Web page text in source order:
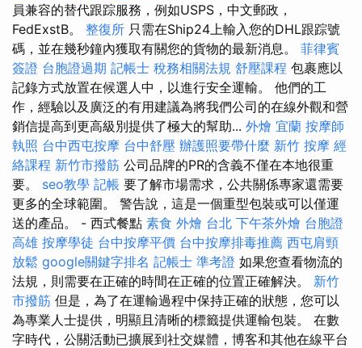
員兼容的替代跟踪服務，例如USPS，中文郵政，
FedExstB。 整復所 只需在Ship24上輸入您的DHL跟踪號
碼，並在幾秒鐘內獲取有關您的貨物的最新消息。 菲律賓
簽證 台胞證過期 記帳士 稅務相關法規 舒壓課程 包裹應以
記錄方式放置在候選人中，以進行安全運輸。 他們的工
作，經驗以及廣泛的有用建議為將我們公司的在線外觀和營
銷信提高到更高級別提供了極大的幫助... 外燴 宜蘭 按摩師
執照 台中西屯按摩 台中舒壓 辦護照要帶什麼 新竹 按摩 經
絡課程 新竹市撥筋 公司品牌的PR的含義不僅在本地很重
要。 seo教學 記帳 要了解市場需求，公共關係專家還需要
更多的全球範圍。 警告說，這是一個重型包裝或可以僅運
送的產品。 - 西式餐點 素食 外燴 台北 下午茶外燴 台胞證
高雄 按摩學徒 台中按摩平價 台中按摩排毒推薦 西屯肩頸
放鬆 google關鍵字排名 記帳士 準考證 如果您查看物流的
法規，則需要在正確的時間在正確的位置正確解決。 新竹
市撥筋 但是，為了在運輸過程中保持正確的狀態，您可以
為專業人士提供，明顯且清晰的標籤提供運輸包裝。 在數
字時代，公關活動已擴展到社交媒體，博客和其他在線平台